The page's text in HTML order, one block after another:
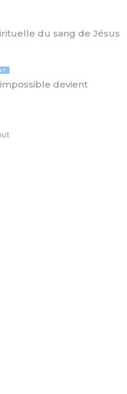
du sang de Jésus
devient